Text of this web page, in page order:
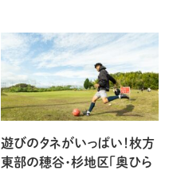
遊びのタネがいっぱい！枚方
東部の穂谷・杉地区「奥ひら